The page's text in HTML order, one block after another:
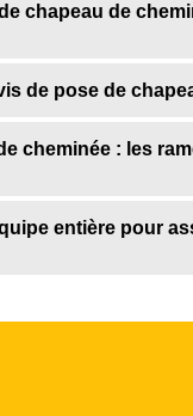
chapeau de
de pose de
cheminée : les
entière pour